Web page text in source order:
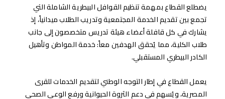
يضطلع القطاع بمهمة تنظيم القوافل البيطرية الشاملة التي
تجمع بين تقديم الخدمة المجتمعية وتدريب الطلاب ميدانياً، إذ
يشارك في كل قافلة أعضاء هيئة تدريس متخصصون إلى جانب
طلاب الكلية، مما يُحقق الهدفين معاً: خدمة المواطن وتأهيل
الكادر البيطري المستقبلي.
يعمل القطاع في إطار التوجه الوطني لتقديم الخدمات للقرى
المصرية، ويُسهم في دعم الثروة الحيوانية ورفع الوعي الصحي